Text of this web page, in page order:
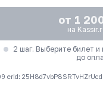
от 1
на
2 шаг. Выберите билет
до